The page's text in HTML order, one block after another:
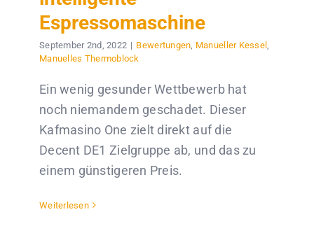
Espressomaschine
September 2nd, 2022 | Bewertungen Manueller Kessel
Manuelles Thermoblock
Ein wenig gesunder Wettbewerb hat
noch niemandem geschadet. Dieser
Kafmasino One zielt direkt auf die
Decent DE1 Zielgruppe ab, und das zu
einem günstigeren Preis.
Weiterlesen